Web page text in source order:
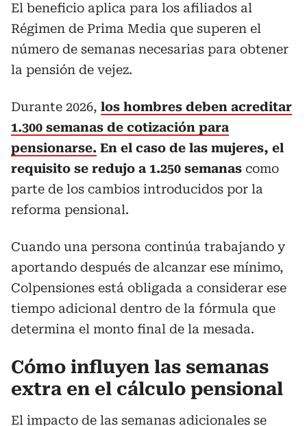
El beneficio aplica para los afiliados al
Régimen de Prima Media que superen el
número de semanas necesarias para obtener
la pensión de vejez.
Durante 2026, los hombres deben acreditar
1.300 semanas de cotización para
pensionarse. En el caso de las mujeres, el
requisito se redujo a 1.250 semanas como
parte de los cambios introducidos por la
reforma pensional.
Cuando una persona continúa trabajando y
aportando después de alcanzar ese mínimo,
Colpensiones está obligada a considerar ese
tiempo adicional dentro de la fórmula que
determina el monto final de la mesada.
Cómo influyen las semanas
extra en el cálculo pensional
El impacto de las semanas adicionales se